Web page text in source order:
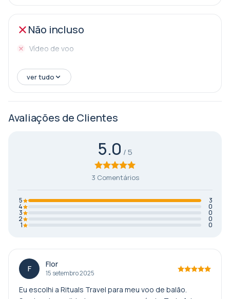
Não incluso
Vídeo de voo
ver tudo
Avaliações de Clientes
5.0
3 Comentários
5 3
4 0
3 0
2 0
1 0
F Flor
15 setembro 2025
Eu escolhi a Rituals Travel para meu voo de balão.